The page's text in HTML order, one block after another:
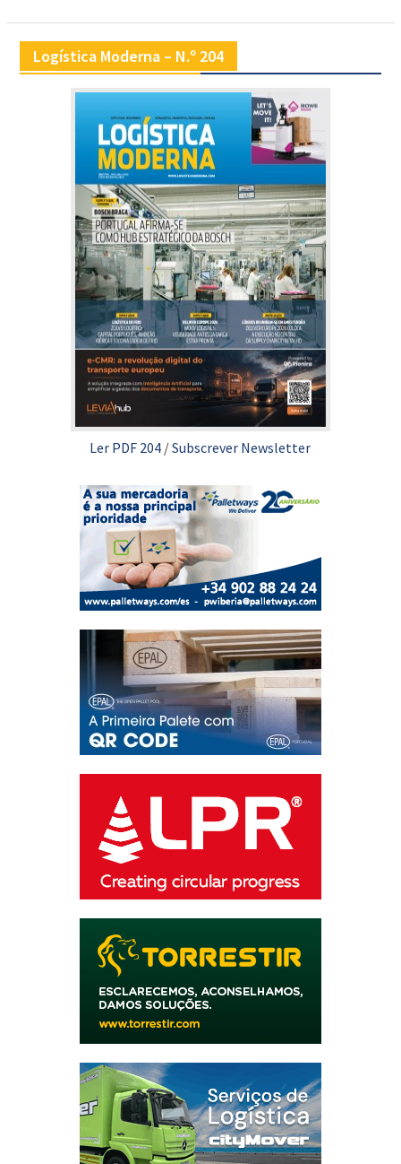
Logística Moderna – N.º 204
Ler PDF 204 /Subscrever Newsletter